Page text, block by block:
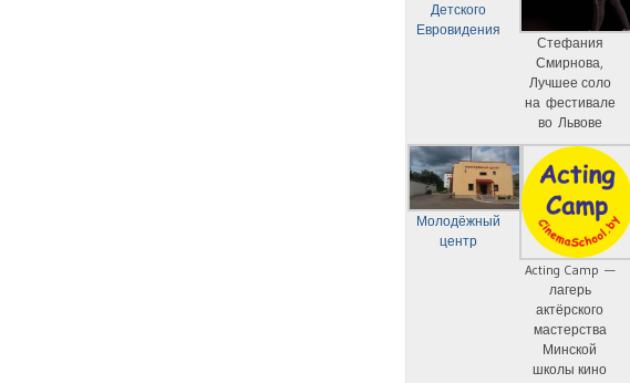
Детского
Евровидения
Стефания
Смирнова,
Лучшее соло
на фестивале
во Львове
Молодёжный
центр
Acting Camp —
лагерь
актёрского
мастерства
Минской
школы кино